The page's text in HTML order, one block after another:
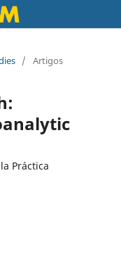
/ Artigos
Práctica